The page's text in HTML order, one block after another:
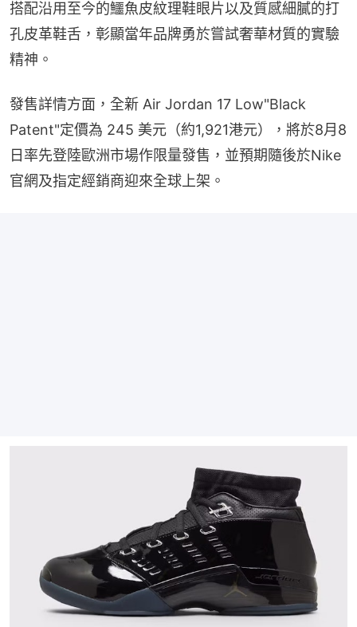
搭配沿用至今的鱷魚皮紋理鞋眼片以及質感細膩的打
孔皮革鞋舌，彰顯當年品牌勇於嘗試奢華材質的實驗
精神。
發售詳情方面，全新 Air Jordan 17 Low"Black
Patent"定價為 245 美元（約1,921港元），將於8月8
日率先登陸歐洲市場作限量發售，並預期隨後於Nike
官網及指定經銷商迎來全球上架。